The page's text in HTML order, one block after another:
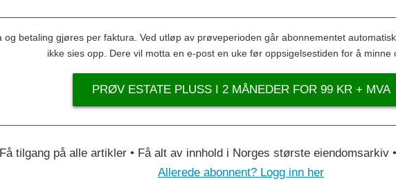
og betaling gjøres per faktura. Ved utløp av prøveperioden går abonnementet
ikke sies opp. Dere vil motta en e-post en uke før oppsigelsestiden for å minne
PRØV ESTATE PLUSS I 2 MÅNEDER FOR 99 KR + MVA
tilgang på alle artikler • Få alt av innhold i Norges største eiendomsarkiv
Allerede abonnent? Logg inn her